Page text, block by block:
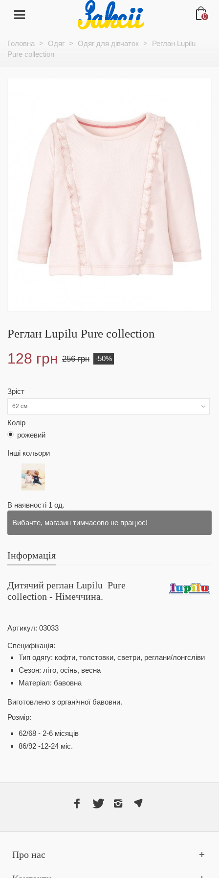
0
Головна > Одяг > Одяг для дівчаток >
Реглан Lupilu
Pure collection
Реглан Lupilu Pure collection
128 грн 256 грн -50%
Зріст
62 см
Колір
рожевий
Інші кольори
В наявності 1 од.
Вибачте, магазин тимчасово не працює!
Інформація
Дитячий реглан Lupilu Pure
collection - Німеччина.
Артикул: 03033
Специфікація:
Тип одягу: кофти, толстовки, светри, реглани/лонгсліви
Сезон: літо, осінь, весна
Матеріал: бавовна
Виготовлено з органічної бавовни.
Розмір:
62/68 - 2-6 місяців
86/92 -12-24 міс.
Про нас